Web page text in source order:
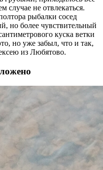
случае не отвлекаться.
рыбалки сосед
но более чувствительный
куска ветки
но уже забыл, что и так,
из Любятово.